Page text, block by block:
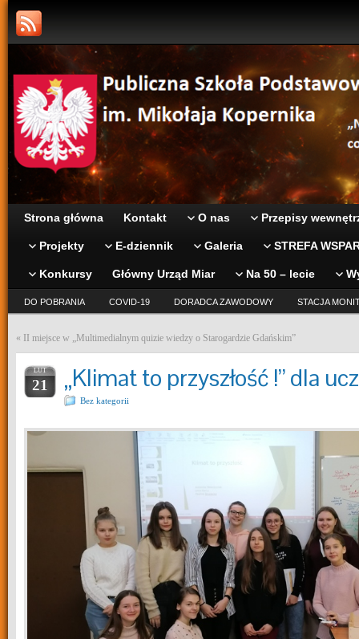
Strona główna Kontakt O nas Przepisy
Projekty E-dziennik Galeria STREFA
Konkursy Główny Urząd Miar Na 50 – lecie
DO POBRANIA COVID-19 DORADCA ZAWODOWY STACJA
« II miejsce w „Multimedialnym quizie wiedzy o Starogardzie Gdańskim”
LUT
21 „Klimat to przyszłość !” dla
Bez kategorii